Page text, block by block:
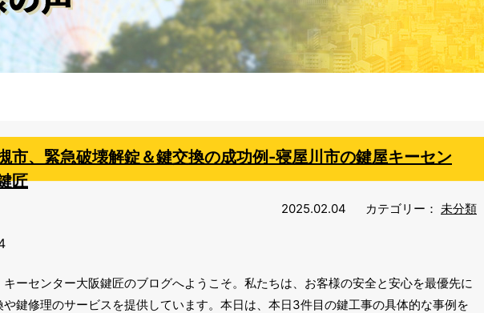
市、緊急破壊解錠＆鍵交換の成功例-寝屋川市の鍵屋キーセン
匠
2025.02.04 カテゴリー： 未分類
キーセンター大阪鍵匠のブログへようこそ。私たちは、お客様の安全と安心を最優先に
や鍵修理のサービスを提供しています。本日は、本日3件目の鍵工事の具体的な事例を